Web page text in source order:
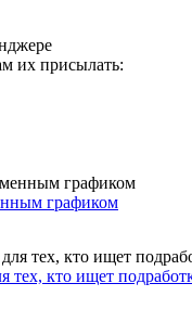
их присылать:
графиком
тех, кто ищет